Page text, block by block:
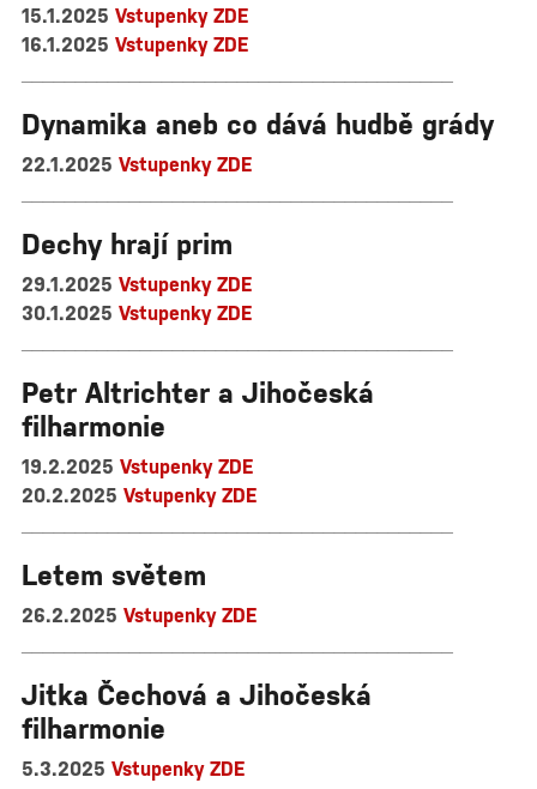
15.1.2025 Vstupenky ZDE
16.1.2025 Vstupenky ZDE
Dynamika aneb co dává hudbě grády
22.1.2025 Vstupenky ZDE
Dechy hrají prim
29.1.2025 Vstupenky ZDE
30.1.2025 Vstupenky ZDE
Petr Altrichter a Jihočeská
filharmonie
19.2.2025 Vstupenky ZDE
20.2.2025 Vstupenky ZDE
Letem světem
26.2.2025 Vstupenky ZDE
Jitka Čechová a Jihočeská
filharmonie
5.3.2025 Vstupenky ZDE